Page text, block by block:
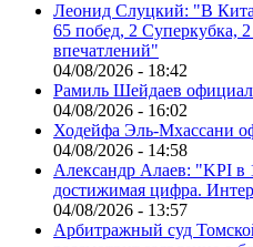
Леонид Слуцкий: "В
65 побед, 2 Суперкубка,
впечатлений"
04/08/2026 - 18:42
Рамиль Шейдаев
04/08/2026 - 16:02
Ходейфа Эль-Мхассани
04/08/2026 - 14:58
Александр Алаев: "KPI в
достижимая цифра.
04/08/2026 - 13:57
Арбитражный суд